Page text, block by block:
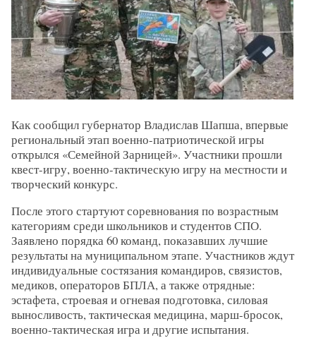
Как сообщил губернатор Владислав Шапша, впервые
региональный этап военно-патриотической игры
открылся «Семейной Зарницей». Участники прошли
квест-игру, военно-тактическую игру на местности и
творческий конкурс.
После этого стартуют соревнования по возрастным
категориям среди школьников и студентов СПО.
Заявлено порядка 60 команд, показавших лучшие
результаты на муниципальном этапе. Участников ждут
индивидуальные состязания командиров, связистов,
медиков, операторов БПЛА, а также отрядные:
эстафета, строевая и огневая подготовка, силовая
выносливость, тактическая медицина, марш-бросок,
военно-тактическая игра и другие испытания.